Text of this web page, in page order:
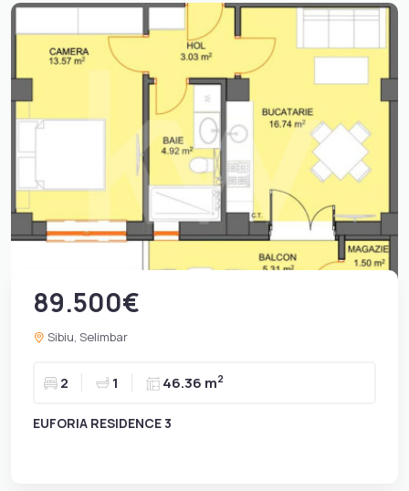
89.500€
Sibiu, Selimbar
2 1 46.36 m2
EUFORIA RESIDENCE 3